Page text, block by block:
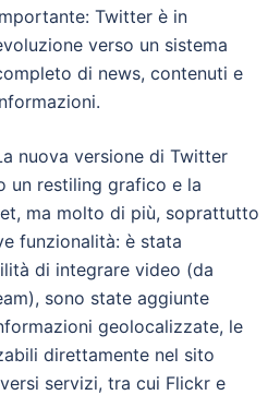
Twitter è in
verso un sistema
di news, contenuti e
nuova versione di Twitter
un restiling grafico e la
ma molto di più, soprattutto
funzionalità: è stata
di integrare video (da
sono state aggiunte
geolocalizzate, le
direttamente nel sito
servizi, tra cui Flickr e